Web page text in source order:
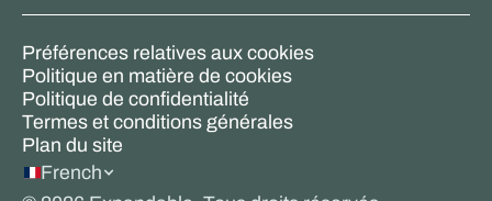
Préférences relatives aux cookies
Politique en matière de cookies
Politique de confidentialité
Termes et conditions générales
Plan du site
French